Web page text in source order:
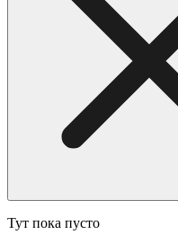
Тут пока пусто